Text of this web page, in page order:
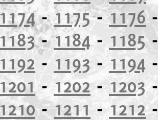
-1175-1176
1183-1184 - 1185
1192 - 1193 - 1194
- 1202- 1203
-1211 -1212